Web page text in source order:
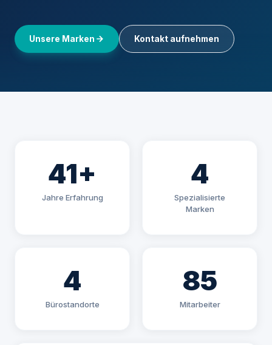
Unsere Marken Kontakt aufnehmen
41+
Jahre Erfahrung
4
Spezialisierte
Marken
4
Bürostandorte
85
Mitarbeiter